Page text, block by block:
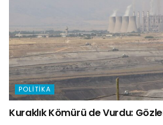
POLITIKA
Kuraklık Kömürü de Vurdu: